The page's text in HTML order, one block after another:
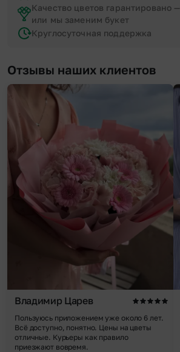
Качество цветов гарантировано —
или мы заменим букет
Круглосуточная поддержка
Отзывы наших клиентов
Владимир Царев
Пользуюсь приложением уже около 6 лет.
Всё доступно, понятно. Цены на цветы
отличные. Курьеры как правило
приезжают вовремя.